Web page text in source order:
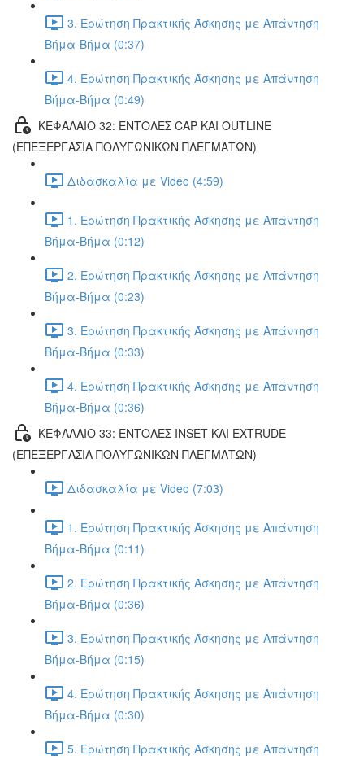
3. Ερώτηση Πρακτικής Άσκησης με Απάντηση
Βήμα-Βήμα (0:37)
4. Ερώτηση Πρακτικής Άσκησης με Απάντηση
Βήμα-Βήμα (0:49)
ΚΕΦΑΛΑΙΟ 32: ΕΝΤΟΛΕΣ CAP ΚΑΙ OUTLINE
(ΕΠΕΞΕΡΓΑΣΙΑ ΠΟΛΥΓΩΝΙΚΩΝ ΠΛΕΓΜΑΤΩΝ)
Διδασκαλία με Video (4:59)
1. Ερώτηση Πρακτικής Άσκησης με Απάντηση
Βήμα-Βήμα (0:12)
2. Ερώτηση Πρακτικής Άσκησης με Απάντηση
Βήμα-Βήμα (0:23)
3. Ερώτηση Πρακτικής Άσκησης με Απάντηση
Βήμα-Βήμα (0:33)
4. Ερώτηση Πρακτικής Άσκησης με Απάντηση
Βήμα-Βήμα (0:36)
ΚΕΦΑΛΑΙΟ 33: ΕΝΤΟΛΕΣ INSET ΚΑΙ EXTRUDE
(ΕΠΕΞΕΡΓΑΣΙΑ ΠΟΛΥΓΩΝΙΚΩΝ ΠΛΕΓΜΑΤΩΝ)
Διδασκαλία με Video (7:03)
1. Ερώτηση Πρακτικής Άσκησης με Απάντηση
Βήμα-Βήμα (0:11)
2. Ερώτηση Πρακτικής Άσκησης με Απάντηση
Βήμα-Βήμα (0:36)
3. Ερώτηση Πρακτικής Άσκησης με Απάντηση
Βήμα-Βήμα (0:15)
4. Ερώτηση Πρακτικής Άσκησης με Απάντηση
Βήμα-Βήμα (0:30)
5. Ερώτηση Πρακτικής Άσκησης με Απάντηση